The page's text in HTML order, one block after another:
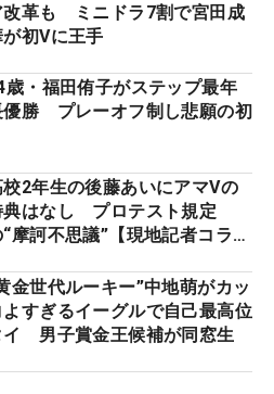
改革も ミニドラ7割で宮田成
初Vに王手
歳・福田侑子がステップ最年
優勝 プレーオフ制し悲願の初
校2年生の後藤あいにアマVの
典はなし プロテスト規定
摩訶不思議”【現地記者コラ
金世代ルーキー”中地萌がカッ
よすぎるイーグルで自己最高位
イ 男子賞金王候補が同窓生